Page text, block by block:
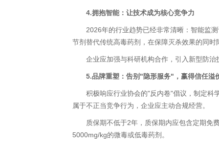
4.拥抱智能：让技术成为核心竞争力
2026年的行业趋势已经非常清晰：智能监测
节剂替代传统高毒药剂，在保障灭杀效果的同
企业应加强与科研机构合作，引入新型防治
5.品牌重塑：告别"隐形服务"，赢得信任溢
积极响应行业协会的"反内卷"倡议，制定科学
属于不正当竞争行为，企业应主动合规经营。
质保期不低于2年，质保期内应包含定期免费
5000mg/kg的微毒或低毒药剂。